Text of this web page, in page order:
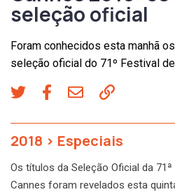
seleção oficial
Foram conhecidos esta manhã
seleção oficial do 71º Festival de
2018 > Especiais
Os títulos da Seleção Oficial da
Cannes foram revelados esta